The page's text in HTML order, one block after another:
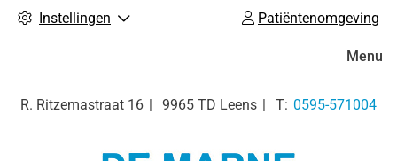
Instellingen Patiëntenomgeving
R. Ritzemastraat 16 9965 TD Leens Tel:
0595-571004
Menu